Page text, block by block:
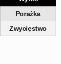
Porażka
Zwycięstwo